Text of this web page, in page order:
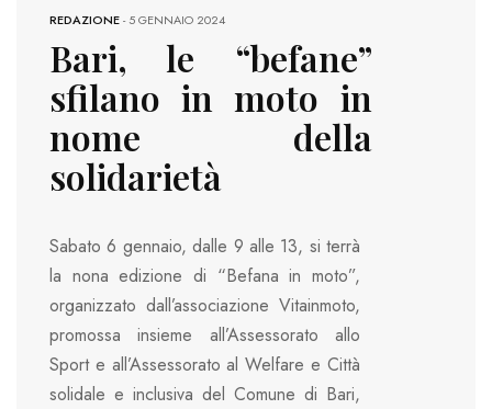
REDAZIONE-5 GENNAIO 2024
Bari, le “befane”
sfilano in moto in
nome della
solidarietà
Sabato 6 gennaio, dalle 9 alle 13, si terrà
la nona edizione di “Befana in moto”,
organizzato dall’associazione Vitainmoto,
promossa insieme all’Assessorato allo
Sport e all’Assessorato al Welfare e Città
solidale e inclusiva del Comune di Bari,